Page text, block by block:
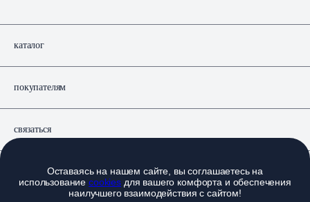
Оставаясь на нашем сайте, вы соглашаетесь на
использованиеcookiesдля вашего комфорта и обеспечения
наилучшего взаимодействия с сайтом!
каталог
покупателям
связаться
документы